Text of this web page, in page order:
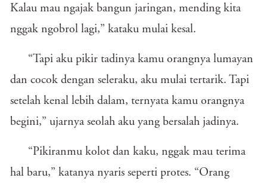
Kalau mau ngajak bangun jaringan, mending kita
nggak ngobrol lagi,” kataku mulai kesal.
“Tapi aku pikir tadinya kamu orangnya lumayan
dan cocok dengan seleraku, aku mulai tertarik. Tapi
setelah kenal lebih dalam, ternyata kamu orangnya
begini,” ujarnya seolah aku yang bersalah jadinya.
“Pikiranmu kolot dan kaku, nggak mau terima
hal baru,” katanya nyaris seperti protes. “Orang